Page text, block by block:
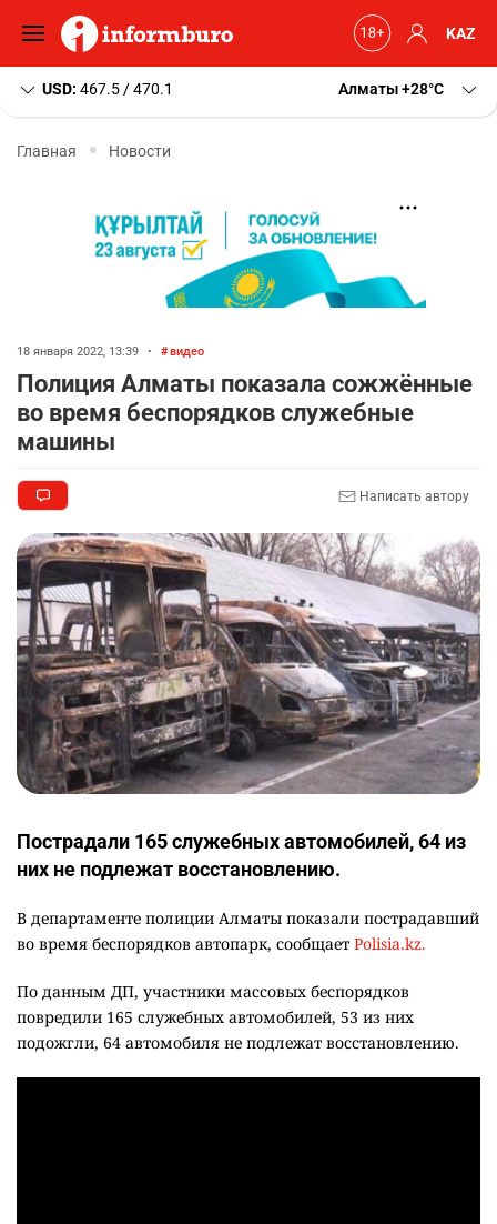
KAZ
USD: 467.5 / 470.1 Алматы+28 C
Главная Новости
18 января 2022, 13:39 • видео
Полиция Алматы показала сожжённые
во время беспорядков служебные
машины
Написать автору
Пострадали 165 служебных автомобилей, 64 из
них не подлежат восстановлению.
В департаменте полиции Алматы показали пострадавший
во время беспорядков автопарк, сообщает Polisia.kz.
По данным ДП, участники массовых беспорядков
повредили 165 служебных автомобилей, 53 из них
подожгли, 64 автомобиля не подлежат восстановлению.